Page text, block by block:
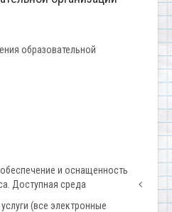
образовательной
и оснащенность
Доступная среда
(все электронные